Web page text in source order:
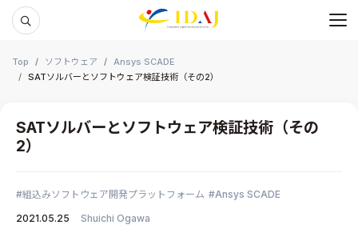
メ
Top ソフトウェア
Ansys SCADE
SATソルバーとソフトウェア検証技術（その2）
SATソルバーとソフトウェア検証技術（その
2）
組込みソフトウェア開発プラットフォーム
Ansys SCADE
2021.05.25
Shuichi Ogawa